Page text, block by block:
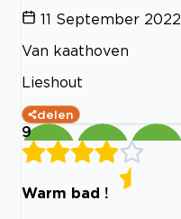
11 September 2022
Van kaathoven
Lieshout
delen
9
Warm bad !